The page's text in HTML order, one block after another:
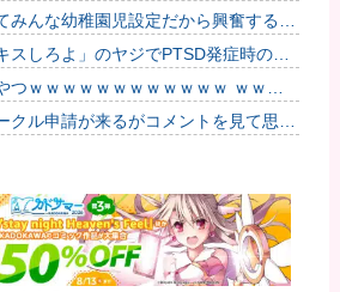
みんな幼稚園児設定だから興奮するよ
スしろよ」のヤジでPTSD発症時の状
つｗｗｗｗｗｗｗｗｗｗｗｗ ｗｗｗ
クル申請が来るがコメントを見て思わ